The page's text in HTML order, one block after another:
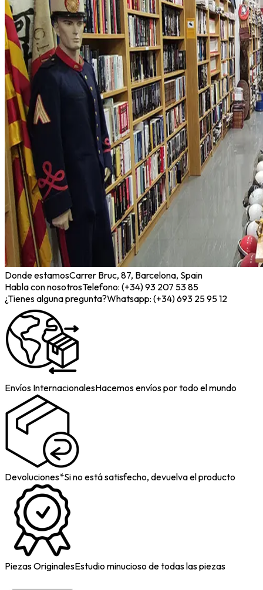
Donde estamosCarrer Bruc, 87, Barcelona, Spain
Habla con nosotrosTelefono: (+34) 93 207 53 85
¿Tienes alguna pregunta?Whatsapp: (+34) 693 25 95 12
Envíos InternacionalesHacemos envíos por todo el mundo
Devoluciones*Si no está satisfecho, devuelva el producto
Piezas OriginalesEstudio minucioso de todas las piezas